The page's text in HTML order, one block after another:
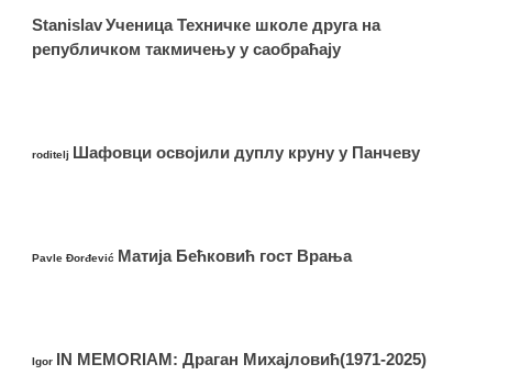
StanislavУченица Техничке школе друга на
републичком такмичењу у саобраћају
roditelj Шафовци освојили дуплу круну у Панчеву
Pavle Đorđević Матија Бећковић гост Врања
Igor IN MEMORIAM: Драган Михајловић(1971-2025)